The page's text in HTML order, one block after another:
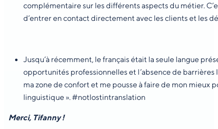
complémentaire sur les différents aspects du métier.
d’entrer en contact directement avec les clients et les
Jusqu’à récemment, le français était la seule langue
opportunités professionnelles et l’absence de barrières
ma zone de confort et me pousse à faire de mon mieux
linguistique ». #notlostintranslation
Merci, Tifanny !